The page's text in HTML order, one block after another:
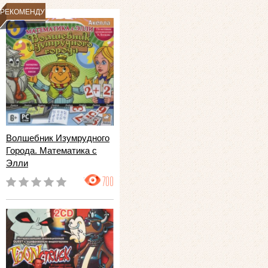
РЕКОМЕНДУЕМ
Волшебник Изумрудного
Города. Математика с
Элли
700